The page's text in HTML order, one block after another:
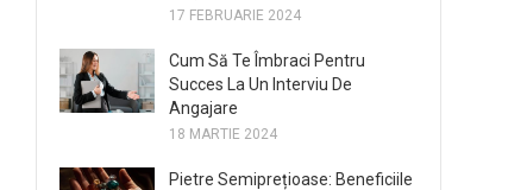
17 FEBRUARIE 2024
Cum Să Te Îmbraci Pentru
Succes La Un Interviu De
Angajare
18 MARTIE 2024
Pietre Semiprețioase: Beneficiile